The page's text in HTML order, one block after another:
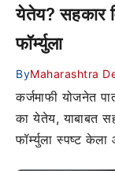
येतेय? सहकार
फॉर्म्युला
ByMaharashtra
कर्जमाफी योजनेत
का येतेय, याबाबत
फॉर्म्युला स्पष्ट